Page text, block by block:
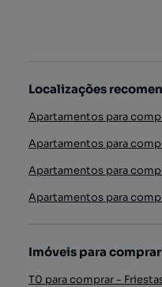
Localizações
Apartamentos para
Apartamentos para
Apartamentos para
Apartamentos para
Imóveis para
T0 para comprar -